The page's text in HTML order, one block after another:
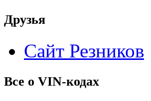
Друзья
Сайт Резников
Все о VIN-кодах